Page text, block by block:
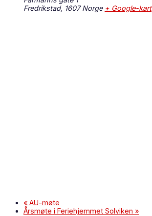
Fredrikstad, 1607 Norge + Google-kart
« AU-møte
Årsmøte i Feriehjemmet Solviken »